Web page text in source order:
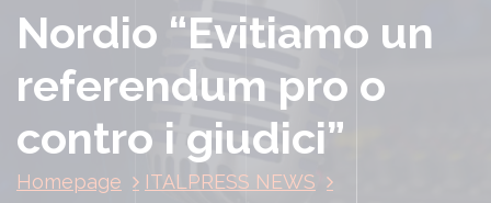
Nordio “Evitiamo un
referendum pro o
contro i giudici”
Homepage
ITALPRESS NEWS